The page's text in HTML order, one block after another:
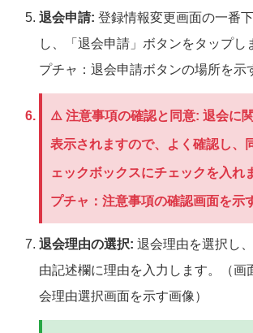
退会申請: 登録情報変更画面の一番
し、「退会申請」ボタンをタップし
プチャ：退会申請ボタンの場所を示
⚠️ 注意事項の確認と同意: 退会に
表示されますので、よく確認し、
ェックボックスにチェックを入れ
プチャ：注意事項の確認画面を示
退会理由の選択: 退会理由を選択し
由記述欄に理由を入力します。（画
会理由選択画面を示す画像）